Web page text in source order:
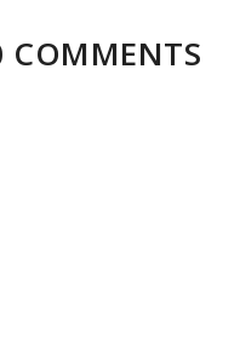
COMMENTS